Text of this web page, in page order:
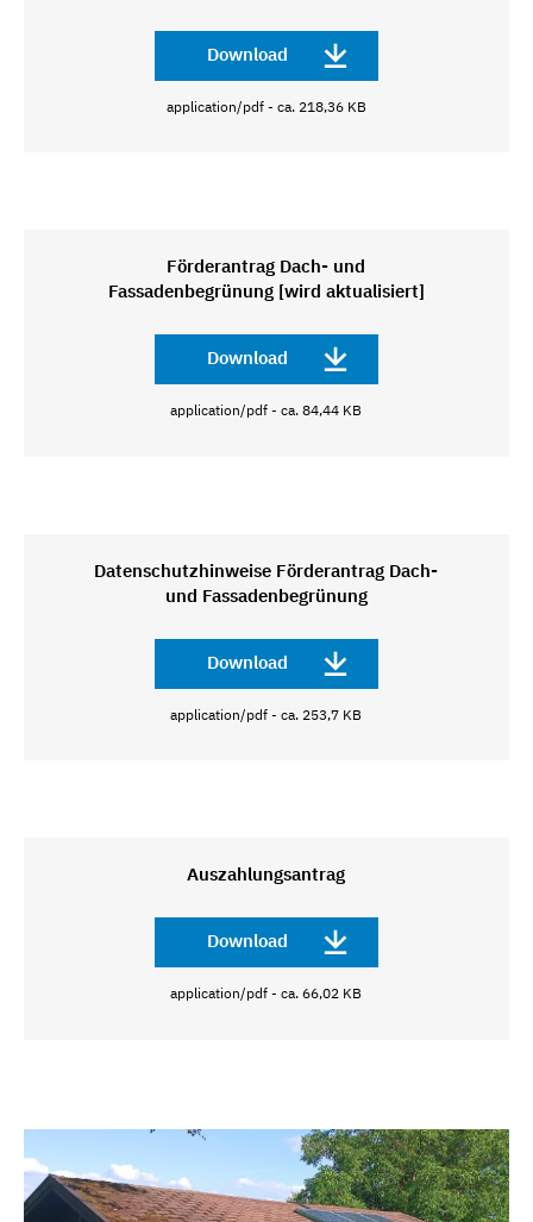
Download
application/pdf - ca. 218,36 KB
Förderantrag Dach- und
Fassadenbegrünung [wird aktualisiert]
Download
application/pdf - ca. 84,44 KB
Datenschutzhinweise Förderantrag Dach-
und Fassadenbegrünung
Download
application/pdf - ca. 253,7 KB
Auszahlungsantrag
Download
application/pdf - ca. 66,02 KB